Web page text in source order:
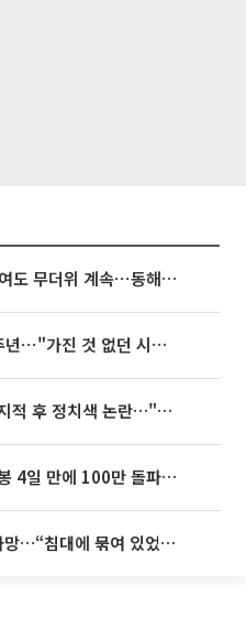
[내일 날씨] 폭염 한풀 꺾여도 무더위 계속⋯동해안 이틀 연속 비
임영웅, 어느덧 데뷔 10주년⋯"가진 것 없던 시절, 내 앞엔 20명의 팬뿐"
김희철, '뒤집힌 태극기' 지적 후 정치색 논란…"좌우 떠나 우리나라 국기"
놀란 감독 '오디세이', 개봉 4일 만에 100만 돌파⋯'왕사남' 보다 빠르다
천안 교회서 11세 아동 사망…“침대에 묶여 있었다” 진술 확보